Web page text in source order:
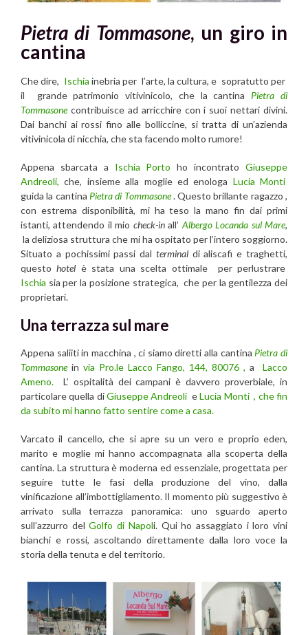
Pietra di Tommasone, un giro in
cantina
Che dire, Ischia inebria per l’arte, la cultura, e sopratutto per
il grande patrimonio vitivinicolo, che la cantina Pietra di
Tommasone contribuisce ad arricchire con i suoi nettari divini.
Dai banchi ai rossi fino alle bolliccine, si tratta di un’azienda
vitivinicola di nicchia, che sta facendo molto rumore!
Appena sbarcata a Ischia Porto ho incontratoGiuseppe
Andreoli,che, insieme alla moglie ed enologa Lucia Monti
guida la cantina Pietra di Tommasone. Questo brillante ragazzo ,
con estrema disponibilità, mi ha teso la mano fin dai primi
istanti, attendendo il mio check-inall’ Albergo Locanda sul Mare,
la deliziosa struttura che mi ha ospitato per l’intero soggiorno.
Situato a pochissimi passi dal terminaldi aliscafi e traghetti,
questohotel è stata una scelta ottimale per perlustrare
Ischia sia per la posizione strategica, che per la gentilezza dei
proprietari.
Una terrazza sul mare
Appena saliiti in macchina , ci siamo diretti alla cantina Pietra di
Tommasone in via Pro.le Lacco Fango, 144, 80076 , a Lacco
Ameno.
L’ ospitalità dei campani è davvero proverbiale, in
particolare quella diGiuseppe Andreoli eLucia Monti , che fin
da subito mi hanno fatto sentire come a casa.
Varcato il cancello, che si apre su un vero e proprio eden,
marito e moglie mi hanno accompagnata alla scoperta della
cantina. La struttura è moderna ed essenziale, progettata per
seguire tutte le fasi della produzione del vino, dalla
vinificazione all’imbottigliamento. Il momento più suggestivo è
arrivato sulla terrazza panoramica: uno sguardo aperto
sull’azzurro delGolfo di Napoli. Qui ho assaggiato i loro vini
bianchi e rossi, ascoltando direttamente dalla loro voce la
storia della tenuta e del territorio.